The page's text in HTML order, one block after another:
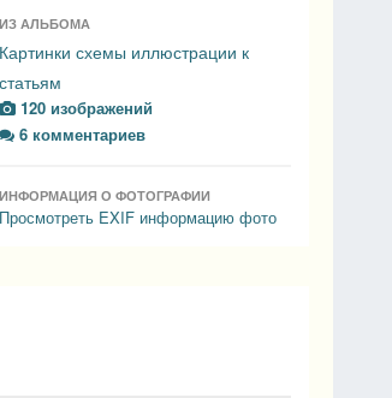
ИЗ АЛЬБОМА
Картинки схемы иллюстрации к
статьям
120 изображений
6 комментариев
ИНФОРМАЦИЯ О ФОТОГРАФИИ
Просмотреть EXIF информацию фото